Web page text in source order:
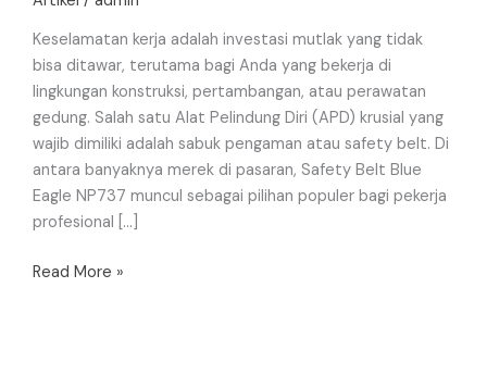
Keselamatan kerja adalah investasi mutlak yang tidak
bisa ditawar, terutama bagi Anda yang bekerja di
lingkungan konstruksi, pertambangan, atau perawatan
gedung. Salah satu Alat Pelindung Diri (APD) krusial yang
wajib dimiliki adalah sabuk pengaman atau safety belt. Di
antara banyaknya merek di pasaran, Safety Belt Blue
Eagle NP737 muncul sebagai pilihan populer bagi pekerja
profesional […]
Read More »